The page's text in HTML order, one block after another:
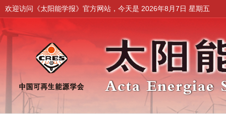
欢迎访问《太阳能学报》官方网站，今天是 2026年8月7日 星期五